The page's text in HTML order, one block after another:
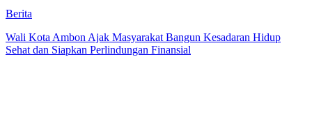
Berita
Wali Kota Ambon Ajak Masyarakat Bangun Kesadaran Hidup
Sehat dan Siapkan Perlindungan Finansial